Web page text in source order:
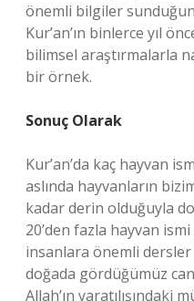
önemli bilgiler
Kur’an’ın binlerce yıl
bilimsel araştırmalarla
bir örnek.
Sonuç Olarak
Kur’an’da kaç hayvan
aslında hayvanların
kadar derin olduğuyla
20’den fazla hayvan
insanlara önemli
doğada gördüğümüz
Allah’ın yaratılışındaki